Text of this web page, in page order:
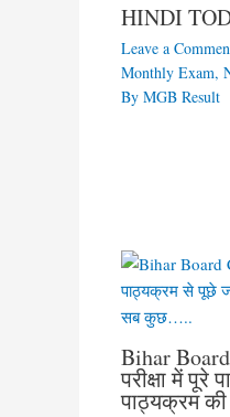
HINDI
Leave a
Monthly Exam,
By MGB Result
Bihar
परीक्षा में
पाठ्यक्रम